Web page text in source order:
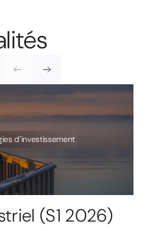
lités
d’investissement
(S1 2026)